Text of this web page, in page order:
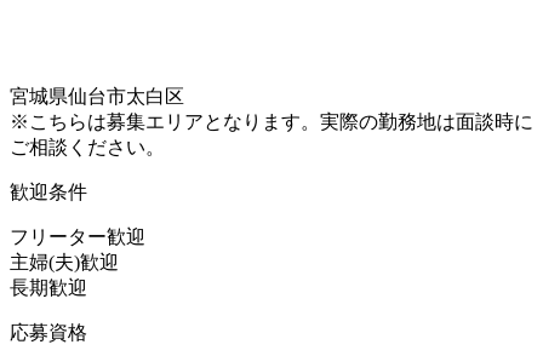
宮城県仙台市太白区
※こちらは募集エリアとなります。実際の勤務地は面談時に
ご相談ください。
歓迎条件
フリーター歓迎
主婦(夫)歓迎
長期歓迎
応募資格